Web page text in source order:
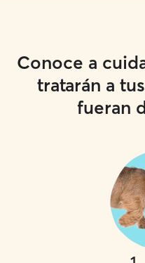
Conoce a
tratarán a
fueran